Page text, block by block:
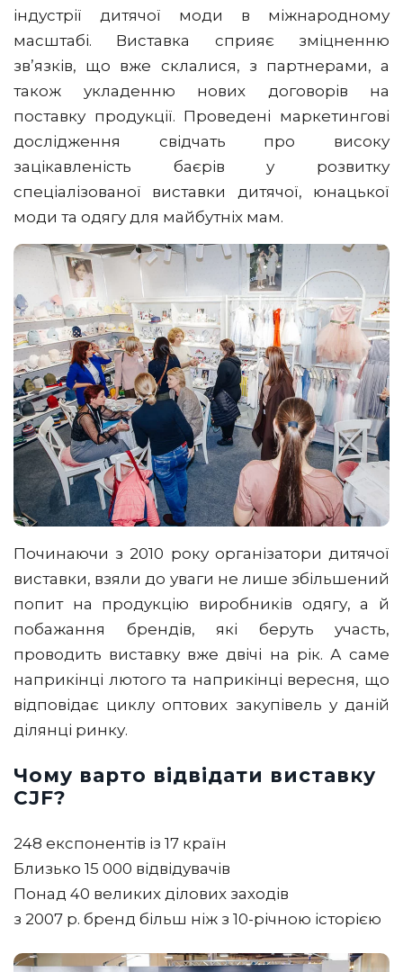
індустрії дитячої моди в міжнародному
масштабі. Виставка сприяє зміцненню
зв’язків, що вже склалися, з партнерами, а
також укладенню нових договорів на
поставку продукції. Проведені маркетингові
дослідження свідчать про високу
зацікавленість баєрів у розвитку
спеціалізованої виставки дитячої, юнацької
моди та одягу для майбутніх мам.
Починаючи з 2010 року організатори дитячої
виставки, взяли до уваги не лише збільшений
попит на продукцію виробників одягу, а й
побажання брендів, які беруть участь,
проводить виставку вже двічі на рік. А саме
наприкінці лютого та наприкінці вересня, що
відповідає циклу оптових закупівель у даній
ділянці ринку.
Чому варто відвідати виставку
CJF?
248 експонентів із 17 країн
Близько 15 000 відвідувачів
Понад 40 великих ділових заходів
з 2007 р. бренд більш ніж з 10-річною історією